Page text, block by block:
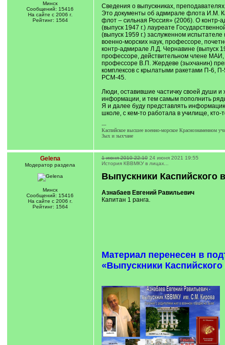
Минск
Сообщений: 15416
На сайте с 2006 г.
Рейтинг: 1564
Сведения о выпускниках,
Это документы об адмирале флота И.М.
флот – сильная Россия» (2006). О контр-
(выпуск 1947 г.) лауреате
(выпуск 1959 г.) заслуженном
военно-морских наук, профессоре,
контр-адмирале Л.Д. Чернавине (выпуск
профессоре, действительном члене МАИ,
профессоре В.П. Жердеве (зыхчанин)
комплексов с крылатыми ракетами П-6, П-
РСМ-45.
Люди, оставившие частичку своей души
информации, и тем самым пополнить
Я и далее буду представлять
школе, с кем-то работала в училище, кто-
---
Каспийское высшее военно-морское Краснознаменном
Зых и зыхчане
Gelena
Модератор раздела
Минск
Сообщений: 15416
На сайте с 2006 г.
Рейтинг: 1564
1 июня 2010 22:10 24 июня 2021 19:55
История КВВМКУ в лицах...
Выпускники Каспийского
Азнабаев Евгений Равильевич
Капитан 1 ранга.
Материал перенесен в
«Выпускники